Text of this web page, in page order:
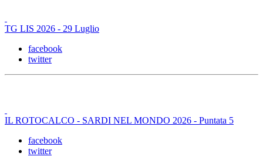
TG LIS 2026 - 29 Luglio
facebook
twitter
IL ROTOCALCO - SARDI NEL MONDO 2026 - Puntata 5
facebook
twitter